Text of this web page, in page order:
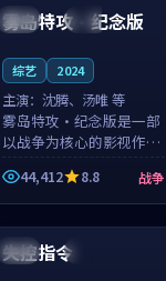
部犯罪电...
韩国 独播
雾岛特攻·纪念版
综艺 2024
主演： 沈腾、汤唯 等
雾岛特攻·纪念版是一部
以战争为核心的影视作
品，围绕危机、反转与人
物成长展开，整体节奏紧
凑，值得推荐观看。
44,412 8.8 战争
法国
95:46
失控指令